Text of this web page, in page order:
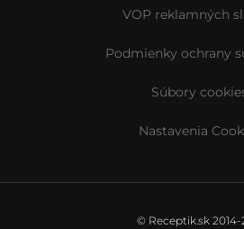
VOP reklamných
Podmienky ochrany
Súbory
Nastavenia
© Receptik.sk 2014-